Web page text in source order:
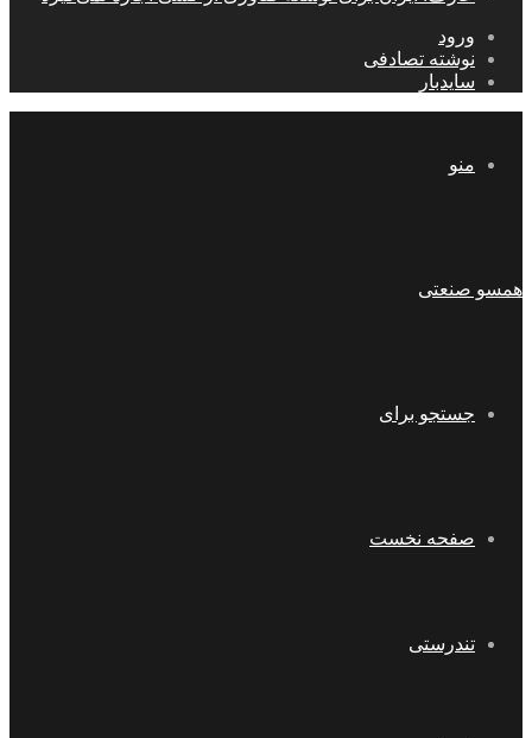
ورود
نوشته تصادفی
سایدبار
منو
همسو صنعتی
جستجو برای
صفحه نخست
تندرستی